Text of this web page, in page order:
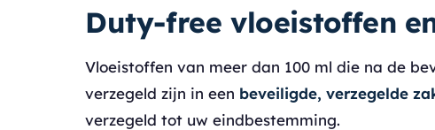
Duty-free vloeistoffen
Vloeistoffen van meer dan 100 ml die na de
verzegeld zijn in een beveiligde, verzegelde
verzegeld tot uw eindbestemming.